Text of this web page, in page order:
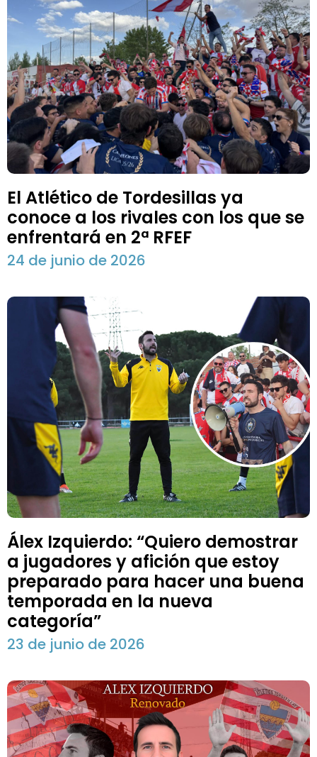
El Atlético de Tordesillas ya
conoce a los rivales con los que se
enfrentará en 2ª RFEF
24 de junio de 2026
Álex Izquierdo: “Quiero demostrar
a jugadores y afición que estoy
preparado para hacer una buena
temporada en la nueva
categoría”
23 de junio de 2026